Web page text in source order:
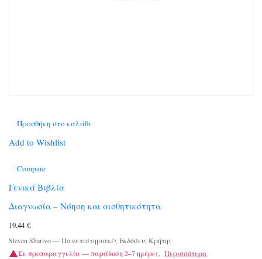
Προσθήκη στο καλάθι
Add to Wishlist
Compare
Γενικά Βιβλία
Διαγνωσία – Νόηση και αισθητικότητα
19,44 €
Steven Sharivo—Πανεπιστημιακές Εκδόσεις Κρήτης
Σε προπαραγγελία — παράδοση 2–7 ημέρες. Περισσότερα